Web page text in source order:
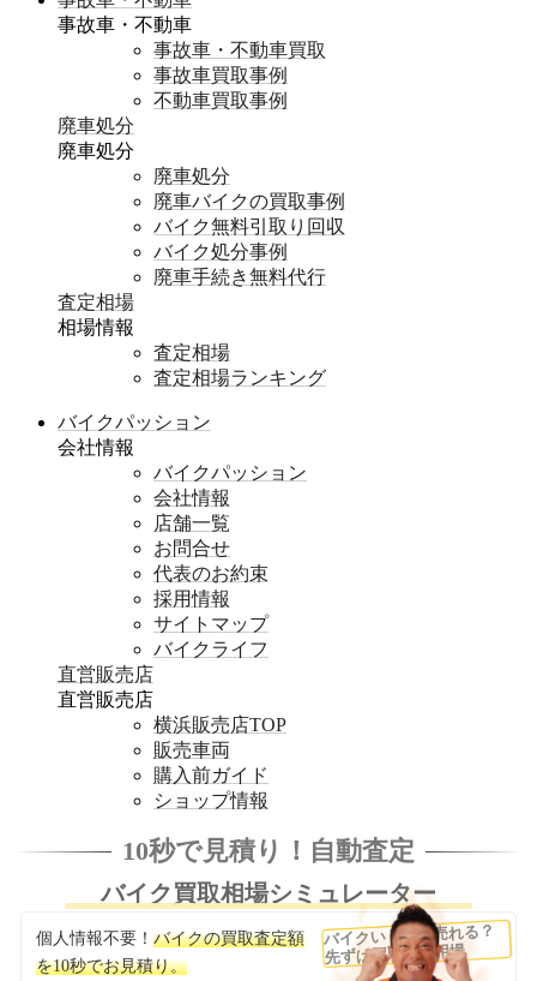
事故車・不動車
事故車・不動車買取
事故車買取事例
不動車買取事例
廃車処分
廃車処分
廃車処分
廃車バイクの買取事例
バイク無料引取り回収
バイク処分事例
廃車手続き無料代行
査定相場
相場情報
査定相場
査定相場ランキング
バイクパッション
会社情報
バイクパッション
会社情報
店舗一覧
お問合せ
代表のお約束
採用情報
サイトマップ
バイクライフ
直営販売店
直営販売店
横浜販売店TOP
販売車両
購入前ガイド
ショップ情報
10秒で見積り！自動査定
バイク買取相場シミュレーター
バイクいくらで売れる？
先ずは買取査定相場
個人情報不要！バイクの買取査定額
を10秒でお見積り。